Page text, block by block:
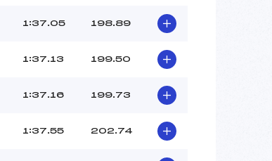
1:37.05 198.89
1:37.13 199.50
1:37.16 199.73
1:37.55 202.74